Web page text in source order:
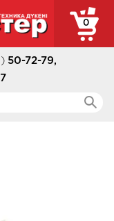
0
50-72-79,